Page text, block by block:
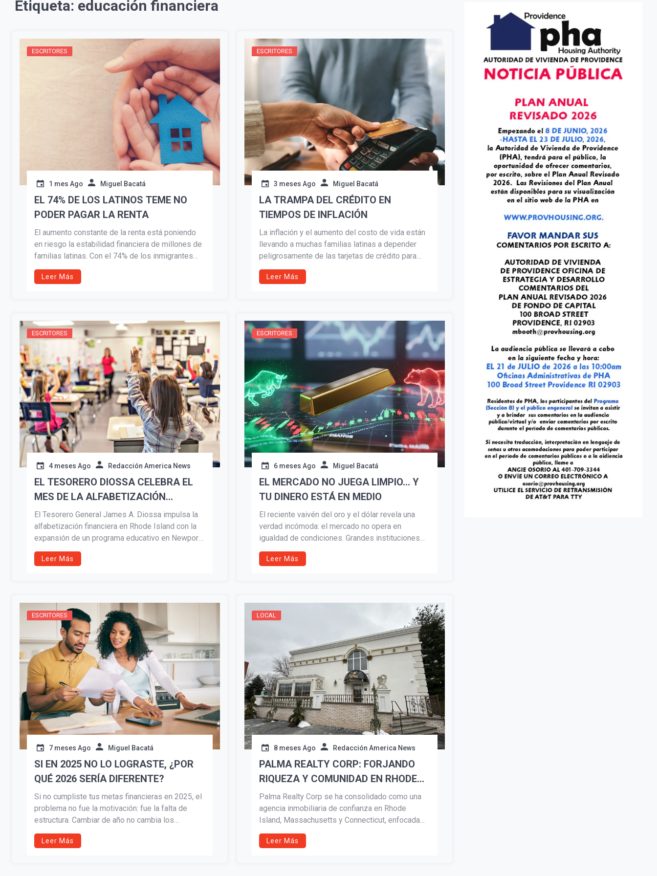
¡Suscríbete y Vive la
Experiencia!
Suscribír
Etiqueta: educación financiera
ESCRITORES
1 mes Ago Miguel Bacatá
EL 74% DE LOS LATINOS TEME NO
PODER PAGAR LA RENTA
El aumento constante de la renta está poniendo
en riesgo la estabilidad financiera de millones de
familias latinas. Con el 74% de los inmigrantes
latinos preocupados por no poder cubrir sus
gastos de vivienda, este artículo ofrece
Leer Más
ESCRITORES
3 meses Ago Miguel Bacatá
LA TRAMPA DEL CRÉDITO EN
TIEMPOS DE INFLACIÓN
La inflación y el aumento del costo de vida están
llevando a muchas familias latinas a depender
peligrosamente de las tarjetas de crédito para
cubrir gastos básicos. Este artículo explica cómo
funciona la “trampa del crédito”, las señales de
Leer Más
ESCRITORES
4 meses Ago Redacción America News
EL TESORERO DIOSSA CELEBRA EL
MES DE LA ALFABETIZACIÓN
FINANCIERA
El Tesorero General James A. Diossa impulsa la
alfabetización financiera en Rhode Island con la
expansión de un programa educativo en Newport
que beneficiará a estudiantes de octavo grado,
combinando aprendizaje en el aula, experiencia
Leer Más
ESCRITORES
6 meses Ago Miguel Bacatá
EL MERCADO NO JUEGA LIMPIO… Y
TU DINERO ESTÁ EN MEDIO
El reciente vaivén del oro y el dólar revela una
verdad incómoda: el mercado no opera en
igualdad de condiciones. Grandes instituciones
financieras mueven las reglas mientras el
inversionista común asume el riesgo. Entender
Leer Más
ESCRITORES
7 meses Ago Miguel Bacatá
SI EN 2025 NO LO LOGRASTE, ¿POR
QUÉ 2026 SERÍA DIFERENTE?
Si no cumpliste tus metas financieras en 2025, el
problema no fue la motivación: fue la falta de
estructura. Cambiar de año no cambia los
resultados. Este artículo invita a dejar los deseos
y construir un plan real, con método, disciplina y
Leer Más
LOCAL
8 meses Ago Redacción America News
PALMA REALTY CORP: FORJANDO
RIQUEZA Y COMUNIDAD EN RHODE
ISLAND, MA, CT
Palma Realty Corp se ha consolidado como una
agencia inmobiliaria de confianza en Rhode
Island, Massachusetts y Connecticut, enfocada
en la educación, la integridad y el
empoderamiento financiero. Liderada por
Leer Más